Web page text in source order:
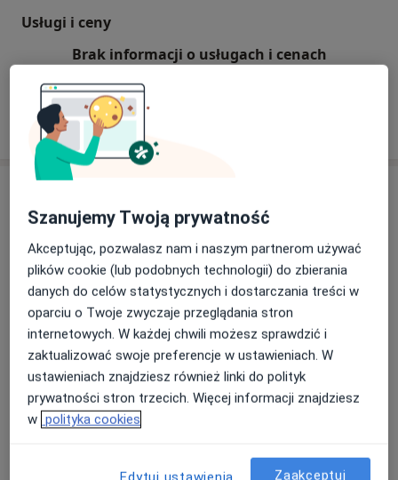
sądowo-seksuologicznym. Opiniuję osoby podejrzane,
bądź oskarżone o przestępstwa przeciwko wolności
seksualnej, a także osoby, co do których dyrektor
zakładu karnego złożył wniosek o uznane ich za osoby
stwarzające zagrożenie. +Nie prowadzę diagnozy ani
hormonoterapii osób transseksualnych.
Przyjmuję:
1. Centrum Terapii Empatia Lublin, ul. Seweryna
Sierpińskiego 58b
UWAGA! Nie wystawiam recept zdalnie, tylko po
osobistym kontakcie z pacjentem w gabinecie
Usługi i ceny
Brak informacji o usługach i cenach
Seweryna Sierpińskiego 58b,20-448Lublin
Powiększ mapęotwiera się w nowej karcie
Dostępność
W tym gabinecie nie można umawiać wizyt przez
internet
Co mam zrobić w tej sytuacji?
Pokaż więcej
Szanujemy Twoją prywatność
Akceptując, pozwalasz nam i naszym partnerom używać
plików cookie (lub podobnych technologii) do zbierania
danych do celów statystycznych i dostarczania treści w
oparciu o Twoje zwyczaje przeglądania stron
internetowych. W każdej chwili możesz sprawdzić i
zaktualizować swoje preferencje w ustawieniach. W
ustawieniach znajdziesz również linki do polityk
prywatności stron trzecich. Więcej informacji znajdziesz
w polityka cookies
Zaakceptuj